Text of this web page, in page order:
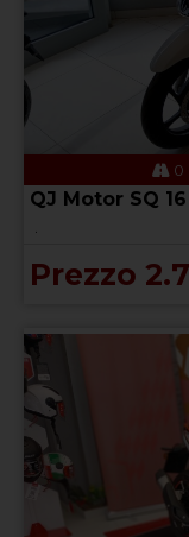
0
QJ Motor SQ 16
.
Prezzo